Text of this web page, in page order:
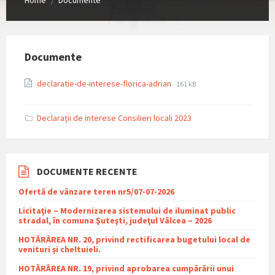
Documente
declaratie-de-interese-florica-adrian
File
File
161 kB
Declarații de interese Consilieri locali 2023
DOCUMENTE RECENTE
Ofertă de vânzare teren nr5/07-07-2026
Licitaţie – Modernizarea sistemului de iluminat public
stradal, în comuna Şuteşti, judeţul Vâlcea – 2026
HOTĂRÂREA NR. 20, privind rectificarea bugetului local de
venituri și cheltuieli.
HOTĂRÂREA NR. 19, privind aprobarea cumpărării unui